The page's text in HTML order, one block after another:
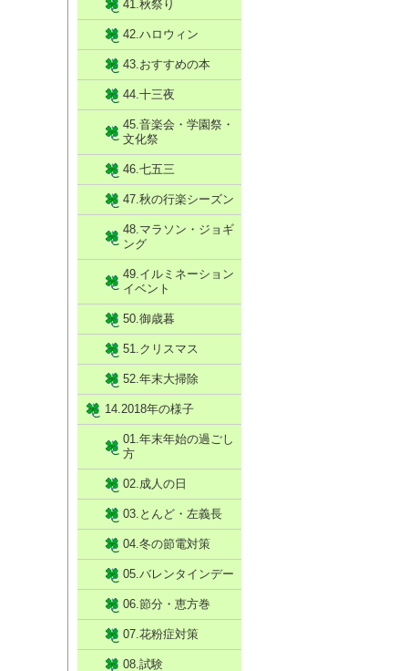
41.秋祭り
42.ハロウィン
43.おすすめの本
44.十三夜
45.音楽会・学園祭・
文化祭
46.七五三
47.秋の行楽シーズン
48.マラソン・ジョギ
ング
49.イルミネーション
イベント
50.御歳暮
51.クリスマス
52.年末大掃除
14.2018年の様子
01.年末年始の過ごし
方
02.成人の日
03.とんど・左義長
04.冬の節電対策
05.バレンタインデー
06.節分・恵方巻
07.花粉症対策
08.試験